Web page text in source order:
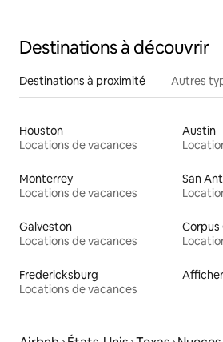
Destinations à découvrir
Destinations à proximité Autres
Houston
Locations de vacances
Austin
Monterrey
Locations de vacances
San
Galveston
Locations de vacances
Corpus
Fredericksburg
Locations de vacances